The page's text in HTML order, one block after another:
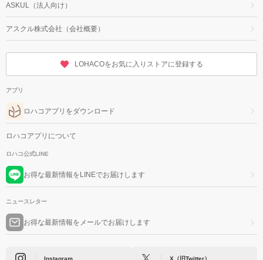
ASKUL（法人向け）
アスクル株式会社（会社概要）
LOHACOをお気に入りストアに登録する
アプリ
ロハコアプリをダウンロード
ロハコアプリについて
ロハコ公式LINE
お得な最新情報をLINEでお届けします
ニュースレター
お得な最新情報をメールでお届けします
Instagram X（旧Twitter）